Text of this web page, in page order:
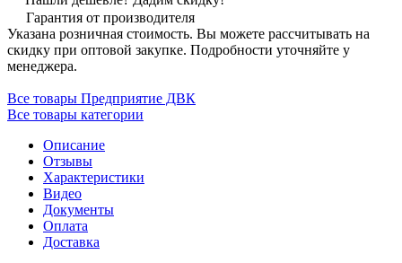
Гарантия от производителя
Указана розничная стоимость. Вы можете рассчитывать на
скидку при оптовой закупке. Подробности уточняйте у
менеджера.
Все товары Предприятие ДВК
Все товары категории
Описание
Отзывы
Характеристики
Видео
Документы
Оплата
Доставка